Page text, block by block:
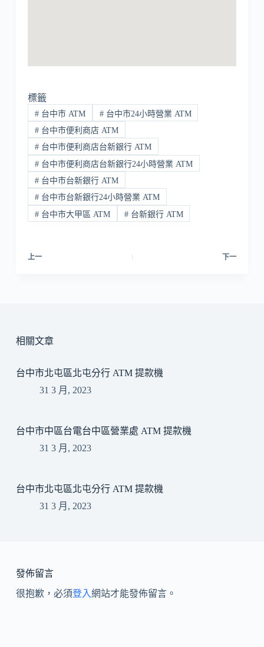
標籤
#台中市 ATM #台中市24小時營業 ATM
#台中市便利商店 ATM
#台中市便利商店台新銀行 ATM
#台中市便利商店台新銀行24小時營業 ATM
#台中市台新銀行 ATM
#台中市台新銀行24小時營業 ATM
#台中市大甲區 ATM #台新銀行 ATM
上一 下一
相關文章
台中市北屯區北屯分行 ATM 提款機
31 3 月, 2023
台中市中區台電台中區營業處 ATM 提款機
31 3 月, 2023
台中市北屯區北屯分行 ATM 提款機
31 3 月, 2023
發佈留言
很抱歉，必須登入網站才能發佈留言。